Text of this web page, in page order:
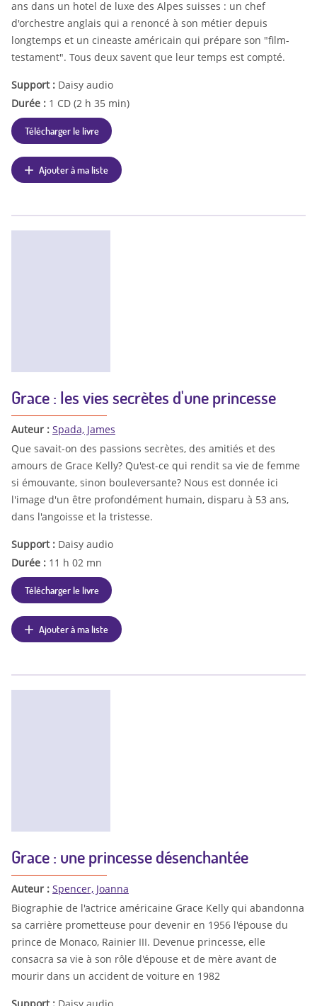
ans dans un hotel de luxe des Alpes suisses : un chef
d'orchestre anglais qui a renoncé à son métier depuis
longtemps et un cineaste américain qui prépare son "film-
testament". Tous deux savent que leur temps est compté.
Support : Daisy audio
Durée : 1 CD (2 h 35 min)
Télécharger le livre
Ajouter à ma liste
Grace : les vies secrètes d'une princesse
Auteur : Spada, James
Que savait-on des passions secrètes, des amitiés et des
amours de Grace Kelly? Qu'est-ce qui rendit sa vie de femme
si émouvante, sinon bouleversante? Nous est donnée ici
l'image d'un être profondément humain, disparu à 53 ans,
dans l'angoisse et la tristesse.
Support : Daisy audio
Durée : 11 h 02 mn
Télécharger le livre
Ajouter à ma liste
Grace : une princesse désenchantée
Auteur : Spencer, Joanna
Biographie de l'actrice américaine Grace Kelly qui abandonna
sa carrière prometteuse pour devenir en 1956 l'épouse du
prince de Monaco, Rainier III. Devenue princesse, elle
consacra sa vie à son rôle d'épouse et de mère avant de
mourir dans un accident de voiture en 1982